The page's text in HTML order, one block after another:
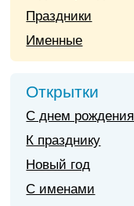
Праздники
Именные
Открытки
С днем рождения
К празднику
Новый год
С именами